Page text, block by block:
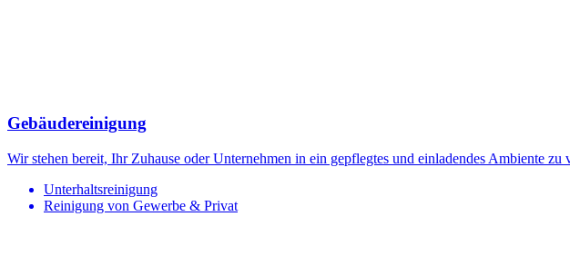
Gebäudereinigung
Wir stehen bereit, Ihr Zuhause oder Unternehmen in ein gepflegtes und einladendes Ambiente zu
Unterhaltsreinigung
Reinigung von Gewerbe & Privat